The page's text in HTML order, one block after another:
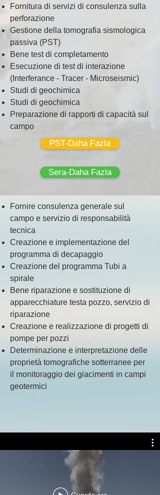
Fornitura di servizi di consulenza sulla
perforazione
Gestione della tomografia sismologica
passiva (PST)
Bene test di completamento
Esecuzione di test di interazione
(Interferance - Tracer - Microseismic)
Studi di geochimica
Studi di geochimica
Preparazione di rapporti di capacità sul
campo
PST-Daha Fazla
Sera-Daha Fazla
Fornire consulenza generale sul
campo e servizio di responsabilità
tecnica
Creazione e implementazione del
programma di decapaggio
Creazione del programma Tubi a
spirale
Bene riparazione e sostituzione di
apparecchiature testa pozzo, servizio di
riparazione
Creazione e realizzazione di progetti di
pompe per pozzi
Determinazione e interpretazione delle
proprietà tomografiche sotterranee per
il monitoraggio dei giacimenti in campi
geotermici